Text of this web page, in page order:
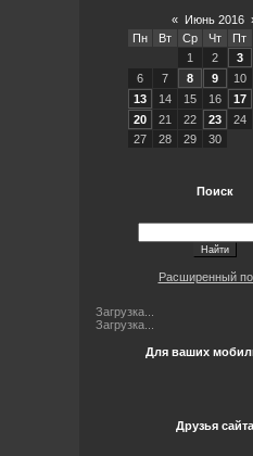
« Июнь 2016
Пн
Вт Ср Чт Пт
1
2 3
6
7 8 9 10
13
14 15 16 17
20
21 22 23 24
27
28 29 30
Поиск
Расширенный
Загрузка...
Загрузка...
Для ваших
Друзья сайта